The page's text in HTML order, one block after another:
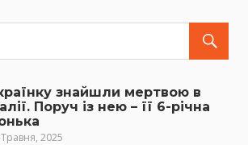
знайшли мертвою в
Поруч із нею – її 6-річна
2025